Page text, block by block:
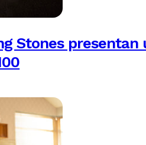
Stones